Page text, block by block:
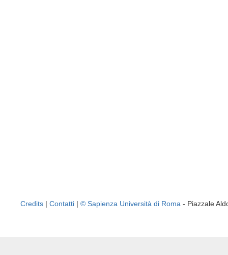
Credits | Contatti | © Sapienza Università di Roma - Piazzale